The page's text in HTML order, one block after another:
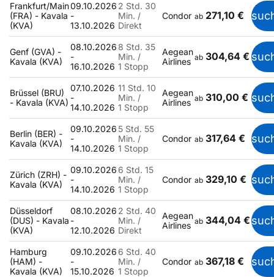
Frankfurt/Main
(FRA) - Kavala
(KVA)
09.10.2026
-
13.10.2026
2 Std. 30
Min. /
Direkt
Condor ab 271,10 €
Genf (GVA) -
Kavala (KVA)
08.10.2026
-
16.10.2026
8 Std. 35
Min. /
1 Stopp
Aegean
Airlines ab 304,64 €
Brüssel (BRU)
- Kavala (KVA)
07.10.2026
-
14.10.2026
11 Std. 10
Min. /
1 Stopp
Aegean
Airlines ab 310,00 €
Berlin (BER) -
Kavala (KVA)
09.10.2026
-
14.10.2026
5 Std. 55
Min. /
1 Stopp
Condor ab 317,64 €
Zürich (ZRH) -
Kavala (KVA)
09.10.2026
-
14.10.2026
6 Std. 15
Min. /
1 Stopp
Condor ab 329,10 €
Düsseldorf
(DUS) - Kavala
(KVA)
08.10.2026
-
12.10.2026
2 Std. 40
Min. /
Direkt
Aegean
Airlines ab 344,04 €
Hamburg
(HAM) -
Kavala (KVA)
09.10.2026
-
15.10.2026
6 Std. 40
Min. /
1 Stopp
Condor ab 367,18 €